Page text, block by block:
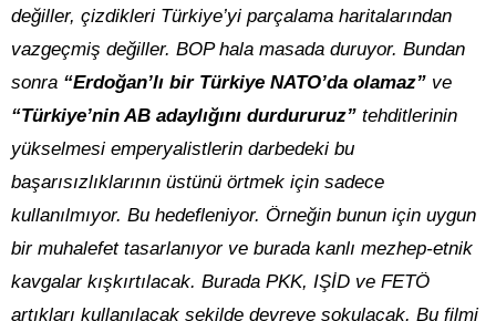
değiller, çizdikleri Türkiye’yi parçalama haritalarından
vazgeçmiş değiller. BOP hala masada duruyor. Bundan
sonra “Erdoğan’lı bir Türkiye NATO’da olamaz” ve
“Türkiye’nin AB adaylığını durdururuz” tehditlerinin
yükselmesi emperyalistlerin darbedeki bu
başarısızlıklarının üstünü örtmek için sadece
kullanılmıyor. Bu hedefleniyor. Örneğin bunun için uygun
bir muhalefet tasarlanıyor ve burada kanlı mezhep-etnik
kavgalar kışkırtılacak. Burada PKK, IŞİD ve FETÖ
artıkları kullanılacak şekilde devreye sokulacak. Bu filmi